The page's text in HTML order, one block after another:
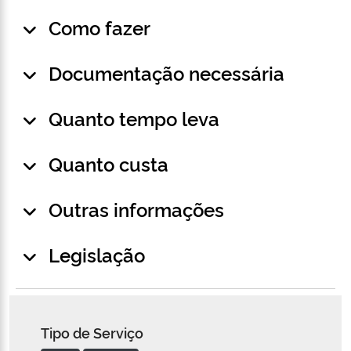
Como fazer
Documentação necessária
Quanto tempo leva
Quanto custa
Outras informações
Legislação
Tipo de Serviço